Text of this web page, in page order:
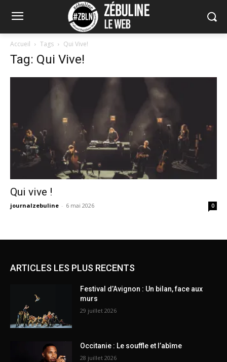
Accueil Tags Qui Vive!
Tag: Qui Vive!
Qui vive !
journalzebuline - 6 mai 2026 0
ARTICLES LES PLUS RECENTS
Festival d’Avignon : Un bilan, face aux
murs
29 juillet 2026
Occitanie : Le souffle et l’abîme
28 juillet 2026